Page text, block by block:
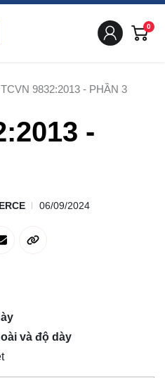
0
TCVN 9832:2013 - PHẦN 3
-
06/09/2024
và độ dày